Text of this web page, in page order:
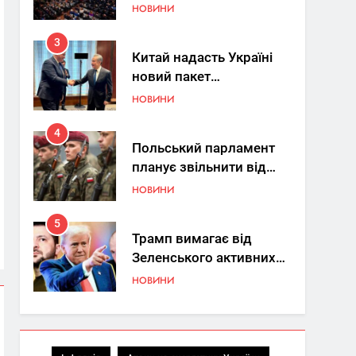
Україна знову у фокусі
НОВИНИ
3
Китай надасть Україні
новий пакет
енергетичної допомоги
НОВИНИ
4
Польський парламент
планує звільнити від
покарання
НОВИНИ
5
Трамп вимагає від
Зеленського активних
кроків у мирному
НОВИНИ
6
КМДА заявила про
параліч